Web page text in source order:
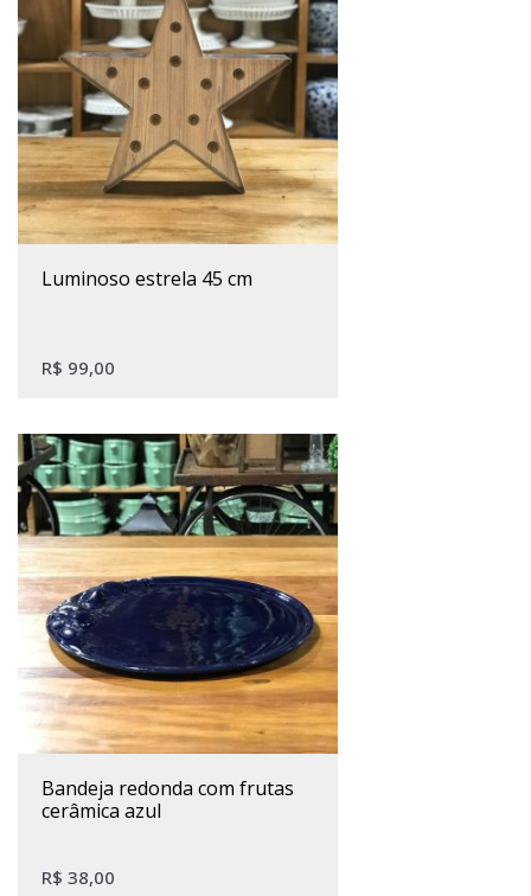
luminoso estrela 45 cm
R$ 99,00
bandeja redonda com frutas
cerâmica azul
R$ 38,00